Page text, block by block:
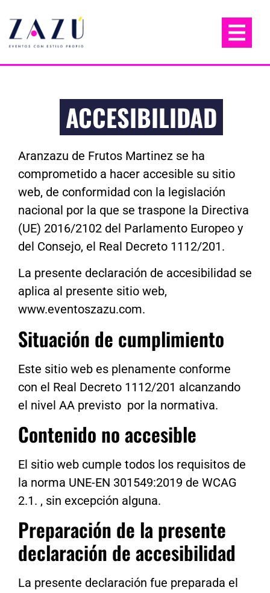
ACCESIBILIDAD
Aranzazu de Frutos Martinez se ha
comprometido a hacer accesible su sitio
web, de conformidad con la legislación
nacional por la que se traspone la Directiva
(UE) 2016/2102 del Parlamento Europeo y
del Consejo, el Real Decreto 1112/201.
La presente declaración de accesibilidad se
aplica al presente sitio web,
www.eventoszazu.com.
Situación de cumplimiento
Este sitio web es plenamente conforme
con el Real Decreto 1112/201 alcanzando
el nivel AA previsto por la normativa.
Contenido no accesible
El sitio web cumple todos los requisitos de
la norma UNE-EN 301549:2019 de WCAG
2.1. , sin excepción alguna.
Preparación de la presente
declaración de accesibilidad
La presente declaración fue preparada el